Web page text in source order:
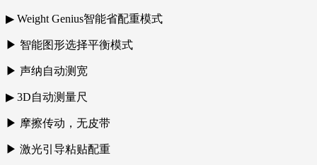
▶ Weight Genius智能省配重模式
▶ 智能图形选择平衡模式
▶ 声纳自动测宽
▶ 3D自动测量尺
▶ 摩擦传动，无皮带
▶ 激光引导粘贴配重